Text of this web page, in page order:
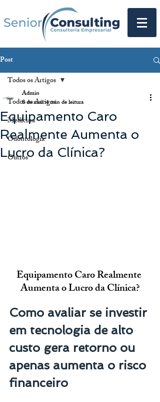
Post
Todos os Artigos
Medicina
Odontologia
Outros
Todos os Artigos
Equipamento Caro
Realmente Aumenta o
Lucro da Clínica?
Admin
8 de mai.4 min de leitura
Equipamento Caro Realmente
Aumenta o Lucro da Clínica?
Como avaliar se investir
em tecnologia de alto
custo gera retorno ou
apenas aumenta o risco
financeiro